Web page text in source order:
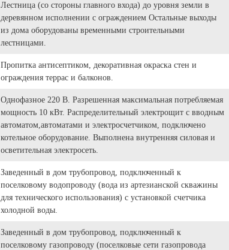
Лестница (со стороны главного входа) до уровня земли в
деревянном исполнении с ограждением Остальные выходы
из дома оборудованы временными строительными
лестницами.
Пропитка антисептиком, декоративная окраска стен и
ограждения террас и балконов.
Однофазное 220 В. Разрешенная максимальная потребляемая
мощность 10 кВт. Распределительный электрощит с вводным
автоматом,автоматами и электросчетчиком, подключено
котельное оборудование. Выполнена внутренняя силовая и
осветительная электросеть.
Заведенный в дом трубопровод, подключенный к
поселковому водопроводу (вода из артезианской скважины
для технического использования) с установкой счетчика
холодной воды.
Заведенный в дом трубопровод, подключенный к
поселковому газопроводу (поселковые сети газопровода